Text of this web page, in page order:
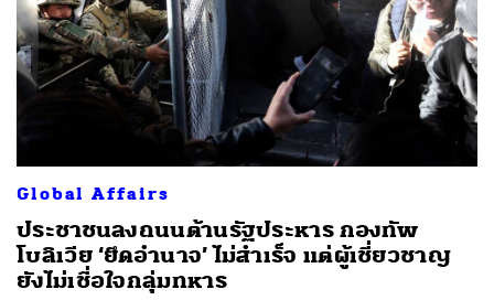
Global Affairs
ประชาชนลงถนนต้านรัฐประหาร กองทัพ
โบลิเวีย ‘ยึดอำนาจ’ ไม่สำเร็จ แต่ผู้เชี่ยวชาญ
ยังไม่เชื่อใจกลุ่มทหาร